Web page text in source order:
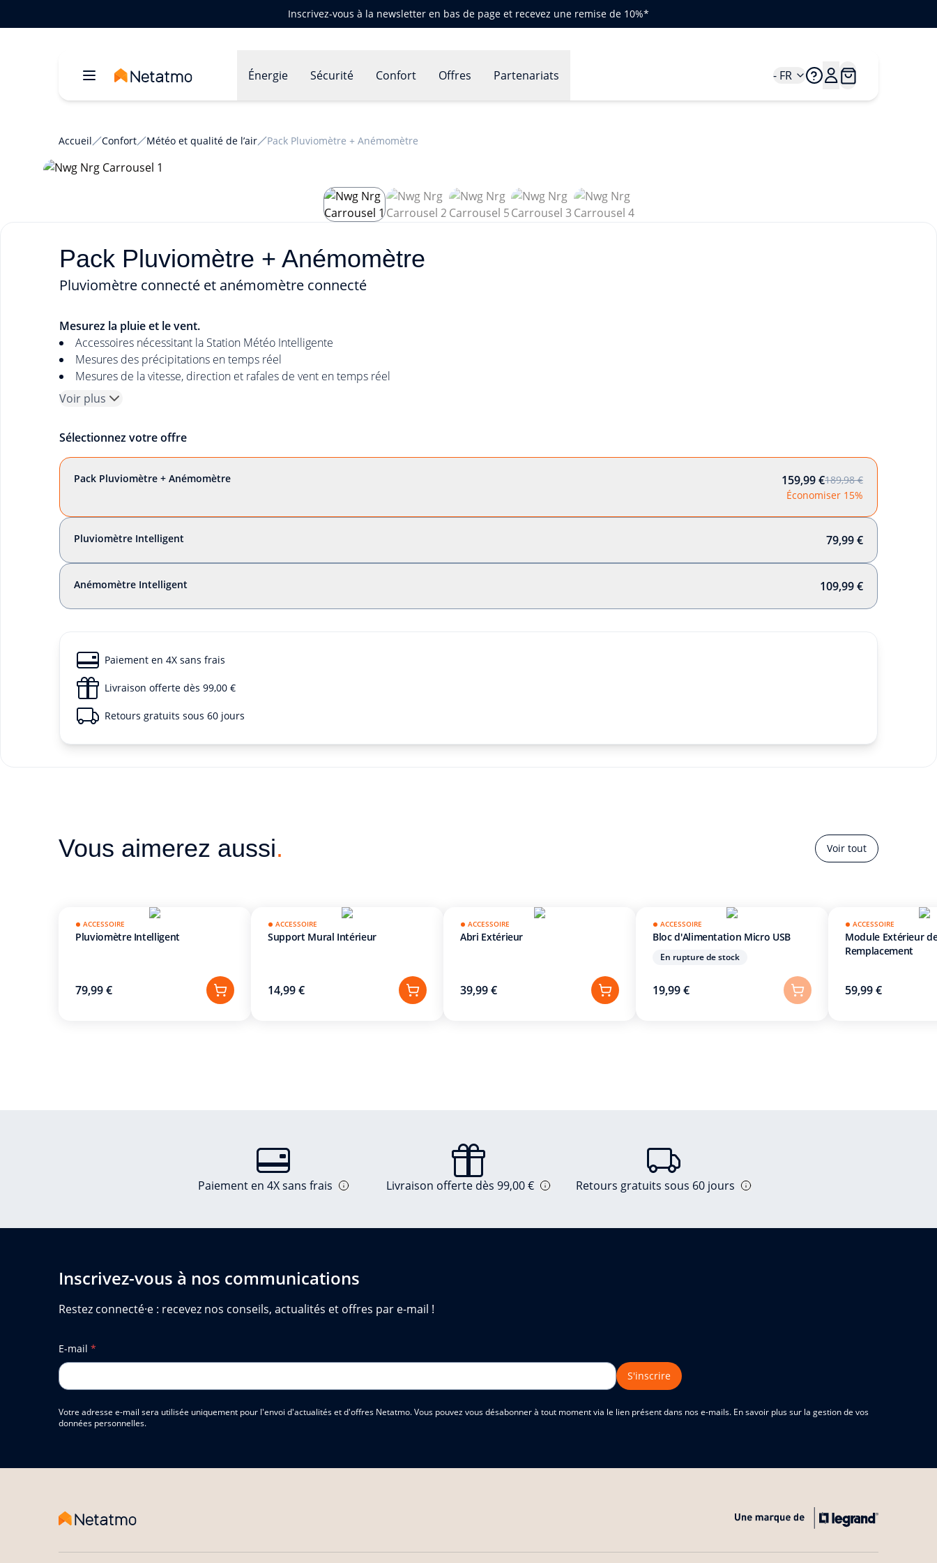
Inscrivez-vous à la newsletter en bas de page et recevez une remise de 10%*
Énergie Sécurité Confort Offres Partenariats - FR
Accueil Confort Météo et qualité de l’air Pack Pluviomètre + Anémomètre
Pack Pluviomètre + Anémomètre
Pluviomètre connecté et anémomètre connecté
Mesurez la pluie et le vent.
Accessoires nécessitant la Station Météo Intelligente
Mesures des précipitations en temps réel
Mesures de la vitesse, direction et rafales de vent en temps réel
Voir plus
Sélectionnez votre offre
Pack Pluviomètre + Anémomètre 159,99 €189,98 €
Économiser 15%
Pluviomètre Intelligent 79,99 €
Anémomètre Intelligent 109,99 €
Paiement en 4X sans frais
Livraison offerte dès 99,00 €
Retours gratuits sous 60 jours
Vous aimerez aussi. Voir tout
ACCESSOIRE
Pluviomètre Intelligent
79,99 €
ACCESSOIRE
Support Mural Intérieur
14,99 €
ACCESSOIRE
Abri Extérieur
39,99 €
ACCESSOIRE
Bloc d'Alimentation Micro USB
En rupture de stock
19,99 €
ACCESSOIRE
Module Extérieur
Remplacement
59,99 €
Paiement en 4X sans frais Livraison offerte dès 99,00 € Retours gratuits sous 60 jours
Inscrivez-vous à nos communications
Restez connecté·e : recevez nos conseils, actualités et offres par e-mail !
E-mail *
S'inscrire
Votre adresse e-mail sera utilisée uniquement pour l'envoi d'actualités et d'offres Netatmo. Vous pouvez vous désabonner à tout moment via le lien présent dans nos e-mails. En savoir plus sur la gestion de vos
données personnelles.